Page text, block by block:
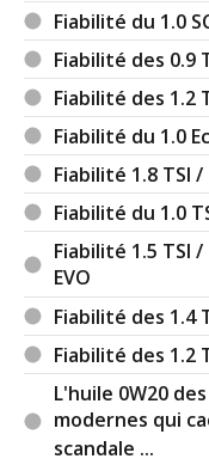
- bravo pour le
je ne sais pas qui
tant distinctif mais
- bravo aussi pour
titanesque
toujours un souci
d'argumentation.
l'approche "4D"
objet fabuleux et
bien plus le fait
carrément dire
aspect là soit
crédible que tout
l'extrême opposé
cégétisme d'auto-
Et ce qui
Fiabilité du 1.0
Fiabilité des 0.9
Fiabilité des 1.2
Fiabilité du 1.0
Fiabilité 1.8 TSI /
Fiabilité du 1.0
Fiabilité 1.5 TSI /
EVO
Fiabilité des 1.4
Fiabilité des 1.2
L'huile 0W20
modernes qui
scandale ...